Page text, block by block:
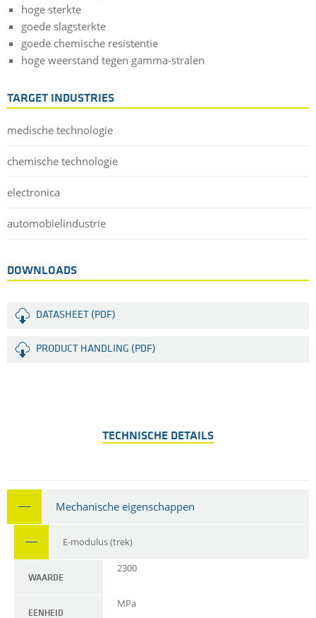
hoge sterkte
goede slagsterkte
goede chemische resistentie
hoge weerstand tegen gamma-stralen
TARGET INDUSTRIES
medische technologie
chemische technologie
electronica
automobielindustrie
DOWNLOADS
DATASHEET (PDF)
PRODUCT HANDLING (PDF)
TECHNISCHE DETAILS
Mechanische eigenschappen
E-modulus (trek)
WAARDE
2300
EENHEID
MPa